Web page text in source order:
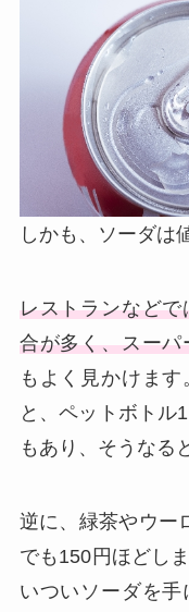
しかも、ソーダは
レストランなど
合が多く、スー
もよく見かけま
と、ペットボトル
もあり、そうなる
逆に、緑茶やウー
でも150円ほどし
いついソーダを